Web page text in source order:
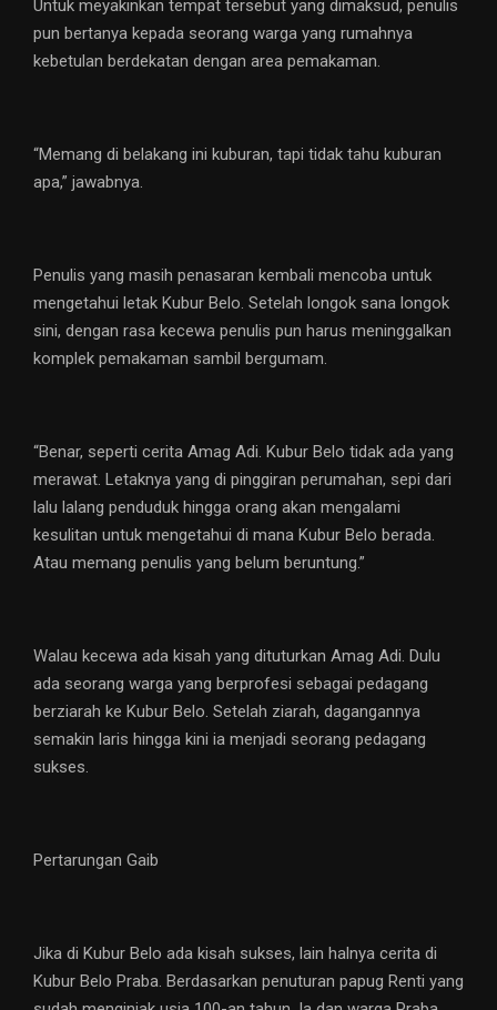
Untuk meyakinkan tempat tersebut yang dimaksud, penulis
pun bertanya kepada seorang warga yang rumahnya
kebetulan berdekatan dengan area pemakaman.
“Memang di belakang ini kuburan, tapi tidak tahu kuburan
apa,” jawabnya.
Penulis yang masih penasaran kembali mencoba untuk
mengetahui letak Kubur Belo. Setelah longok sana longok
sini, dengan rasa kecewa penulis pun harus meninggalkan
komplek pemakaman sambil bergumam.
“Benar, seperti cerita Amag Adi. Kubur Belo tidak ada yang
merawat. Letaknya yang di pinggiran perumahan, sepi dari
lalu lalang penduduk hingga orang akan mengalami
kesulitan untuk mengetahui di mana Kubur Belo berada.
Atau memang penulis yang belum beruntung.”
Walau kecewa ada kisah yang dituturkan Amag Adi. Dulu
ada seorang warga yang berprofesi sebagai pedagang
berziarah ke Kubur Belo. Setelah ziarah, dagangannya
semakin laris hingga kini ia menjadi seorang pedagang
sukses.
Pertarungan Gaib
Jika di Kubur Belo ada kisah sukses, lain halnya cerita di
Kubur Belo Praba. Berdasarkan penuturan papug Renti yang